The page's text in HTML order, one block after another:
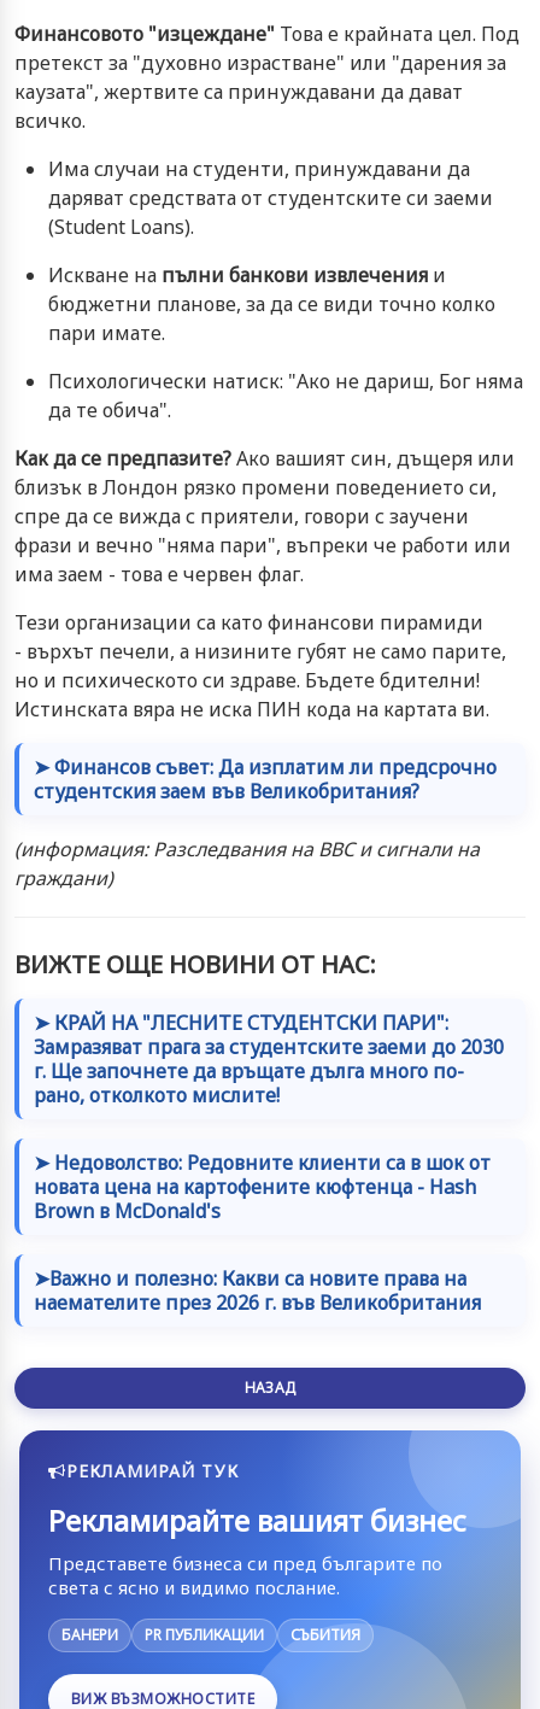
Финансовото "изцеждане" Това е крайната цел. Под
претекст за "духовно израстване" или "дарения за
каузата", жертвите са принуждавани да дават
всичко.
Има случаи на студенти, принуждавани да
даряват средствата от студентските си заеми
(Student Loans).
Искване на пълни банкови извлечения и
бюджетни планове, за да се види точно колко
пари имате.
Психологически натиск: "Ако не дариш, Бог няма
да те обича".
Как да се предпазите?Ако вашият син, дъщеря или
близък в Лондон рязко промени поведението си,
спре да се вижда с приятели, говори с заучени
фрази и вечно "няма пари", въпреки че работи или
има заем - това е червен флаг.
Тези организации са като финансови пирамиди
- върхът печели, а низините губят не само парите,
но и психическото си здраве. Бъдете бдителни!
Истинската вяра не иска ПИН кода на картата ви.
➤ Финансов съвет: Да изплатим ли предсрочно
студентския заем във Великобритания?
(информация: Разследвания на BBC и сигнали на
граждани)
ВИЖТЕ ОЩЕ НОВИНИ ОТ НАС:
➤ КРАЙ НА "ЛЕСНИТЕ СТУДЕНТСКИ ПАРИ":
Замразяват прага за студентските заеми до 2030
г. Ще започнете да връщате дълга много по-
рано, отколкото мислите!
➤ Недоволство: Редовните клиенти са в шок от
новата цена на картофените кюфтенца - Hash
Brown в McDonald's
➤Важно и полезно: Какви са новите права на
наемателите през 2026 г. във Великобритания
НАЗАД
РЕКЛАМИРАЙ ТУК
Рекламирайте вашият бизнес
Представете бизнеса си пред българите по
света с ясно и видимо послание.
БАНЕРИ PR ПУБЛИКАЦИИ СЪБИТИЯ
ВИЖ ВЪЗМОЖНОСТИТЕ